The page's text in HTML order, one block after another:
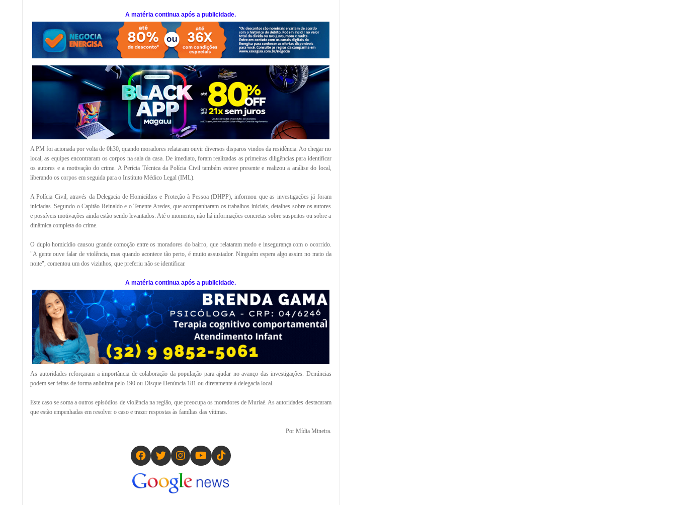
A matéria continua após a publicidade.
A PM foi acionada por volta de 0h30, quando moradores relataram ouvir diversos disparos vindos da residência. Ao chegar no
local, as equipes encontraram os corpos na sala da casa. De imediato, foram realizadas as primeiras diligências para identificar
os autores e a motivação do crime. A Perícia Técnica da Polícia Civil também esteve presente e realizou a análise do local,
liberando os corpos em seguida para o Instituto Médico Legal (IML).
A Polícia Civil, através da Delegacia de Homicídios e Proteção à Pessoa (DHPP), informou que as investigações já foram
iniciadas. Segundo o Capitão Reinaldo e o Tenente Aredes, que acompanharam os trabalhos iniciais, detalhes sobre os autores
e possíveis motivações ainda estão sendo levantados. Até o momento, não há informações concretas sobre suspeitos ou sobre a
dinâmica completa do crime.
O duplo homicídio causou grande comoção entre os moradores do bairro, que relataram medo e insegurança com o ocorrido.
"A gente ouve falar de violência, mas quando acontece tão perto, é muito assustador. Ninguém espera algo assim no meio da
noite", comentou um dos vizinhos, que preferiu não se identificar.
A matéria continua após a publicidade.
As autoridades reforçaram a importância de colaboração da população para ajudar no avanço das investigações. Denúncias
podem ser feitas de forma anônima pelo 190 ou Disque Denúncia 181 ou diretamente à delegacia local.
Este caso se soma a outros episódios de violência na região, que preocupa os moradores de Muriaé. As autoridades destacaram
que estão empenhadas em resolver o caso e trazer respostas às famílias das vítimas.
Por Mídia Mineira.